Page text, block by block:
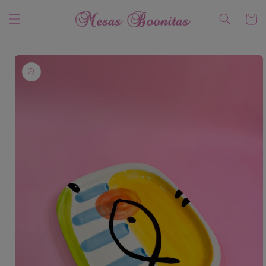
directamente
al contenido
Carrito
directamente
a la
información